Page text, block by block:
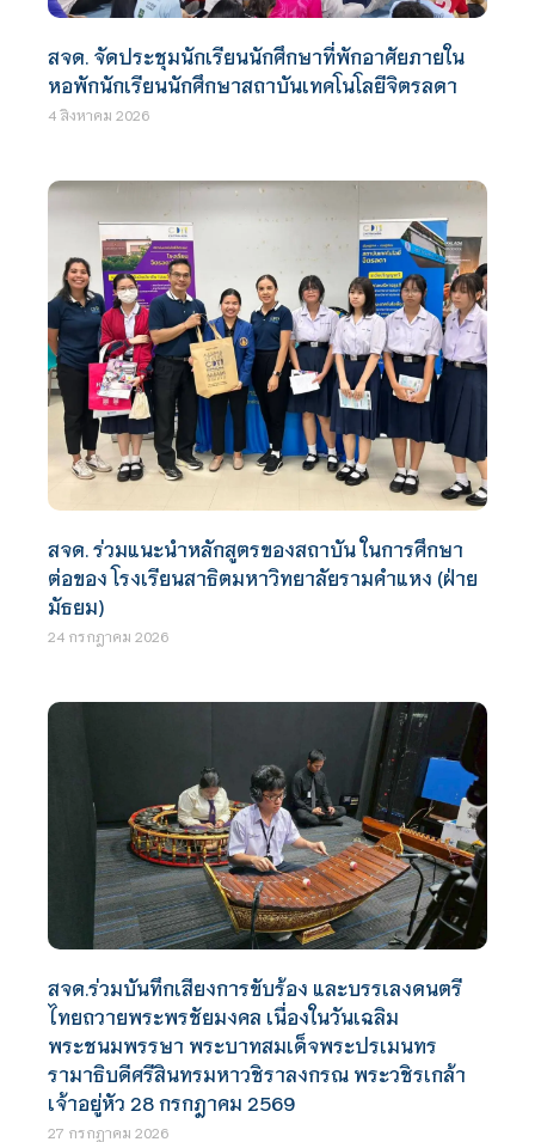
สจด. จัดประชุมนักเรียนนักศึกษาที่พักอาศัยภายใน
หอพักนักเรียนนักศึกษาสถาบันเทคโนโลยีจิตรลดา
4 สิงหาคม 2026
สจด. ร่วมแนะนำหลักสูตรของสถาบัน ในการศึกษา
ต่อของ โรงเรียนสาธิตมหาวิทยาลัยรามคำแหง (ฝ่าย
มัธยม)
24 กรกฎาคม 2026
สจด.ร่วมบันทึกเสียงการขับร้อง และบรรเลงดนตรี
ไทยถวายพระพรชัยมงคล เนื่องในวันเฉลิม
พระชนมพรรษา พระบาทสมเด็จพระปรเมนทร
รามาธิบดีศรีสินทรมหาวชิราลงกรณ พระวชิรเกล้า
เจ้าอยู่หัว 28 กรกฎาคม 2569
27 กรกฎาคม 2026